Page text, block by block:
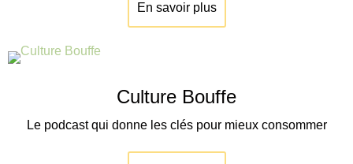
En savoir plus
Culture Bouffe
Le podcast qui donne les clés pour mieux consommer